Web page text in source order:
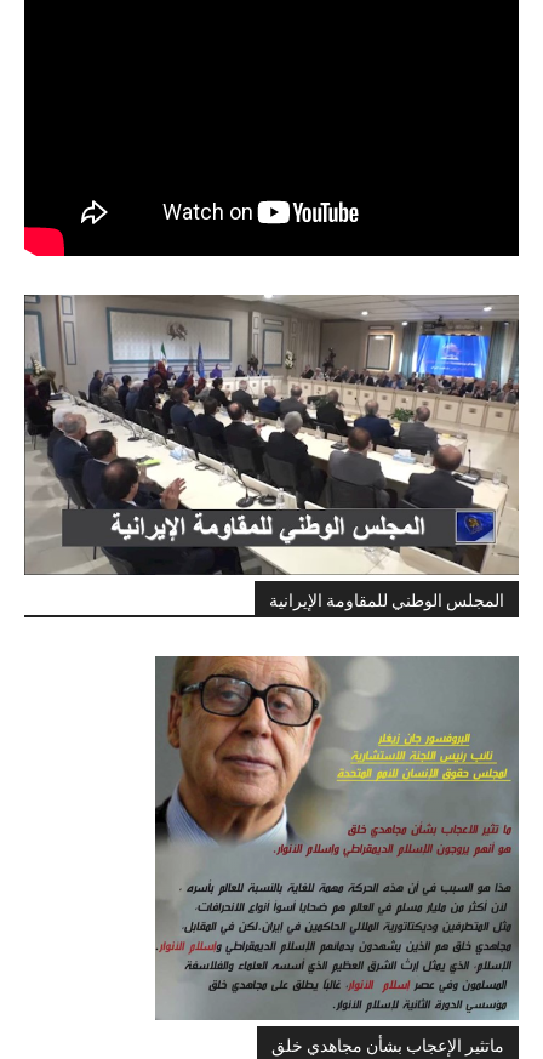
المجلس الوطني للمقاومة الإيرانية
ماتثير الإعجاب بشأن مجاهدي خلق